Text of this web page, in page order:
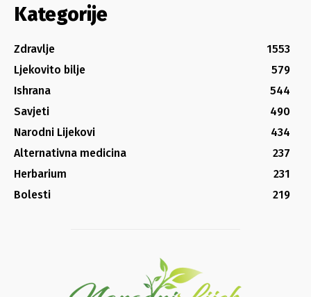
Kategorije
Zdravlje
1553
Ljekovito bilje
579
Ishrana
544
Savjeti
490
Narodni Lijekovi
434
Alternativna medicina
237
Herbarium
231
Bolesti
219